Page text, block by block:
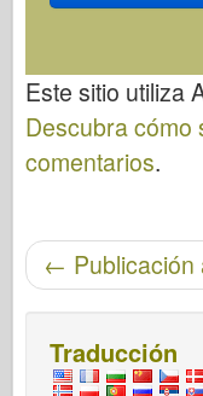
Este sitio utiliza
Descubra cómo
comentarios.
← Publicación
Traducción